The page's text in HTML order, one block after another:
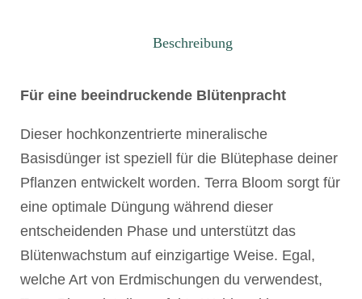
Beschreibung
Für eine beeindruckende Blütenpracht
Dieser hochkonzentrierte mineralische
Basisdünger ist speziell für die Blütephase deiner
Pflanzen entwickelt worden. Terra Bloom sorgt für
eine optimale Düngung während dieser
entscheidenden Phase und unterstützt das
Blütenwachstum auf einzigartige Weise. Egal,
welche Art von Erdmischungen du verwendest,